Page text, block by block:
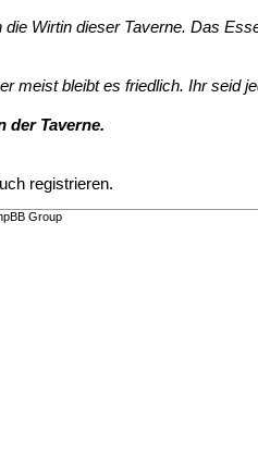
Wirtin dieser Taverne. Das
meist bleibt es friedlich. Ihr seid
der Taverne.
registrieren.
Group